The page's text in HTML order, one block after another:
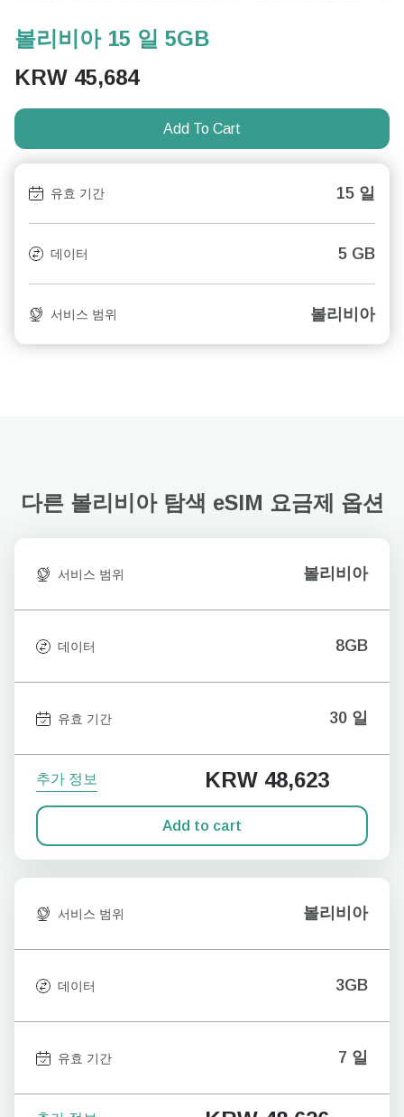
볼리비아 15 일 5GB
KRW 45,684
Add To Cart
유효 기간 15 일
데이터 5 GB
서비스 범위 볼리비아
다른 볼리비아 탐색 eSIM 요금제 옵션
서비스 범위 볼리비아
데이터 8GB
유효 기간 30 일
추가 정보 KRW 48,623
Add to cart
서비스 범위 볼리비아
데이터 3GB
유효 기간 7 일